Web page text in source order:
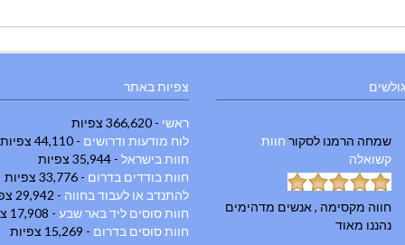
צפיות באתר
ראשי - 366,620 צפיות
לוח מודעות ודרושים - 44,110 צפיות
חוות בישראל - 35,944 צפיות
חוות בודדים בדרום - 33,776 צפיות
להתנדב או לעבוד בחווה - 29,942 צפיות
חוות סוסים ליד באר שבע - 17,908 צפיות
חוות סוסים בדרום - 15,269 צפיות
שמחה הרמנו לסקור חוות
קשואלה
חווה מקסימה , אנשים מדהימים
נהננו מאוד